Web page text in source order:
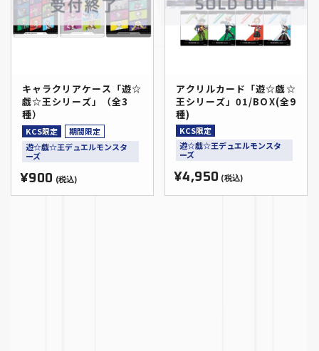
キャラクリアケース「遊☆
戯☆王シリーズ」（全3
種）
KCS限定
期間限定
遊☆戯☆王デュエルモンスタ
ーズ
¥900 (税込)
アクリルカード「遊☆戯☆
王シリーズ」01/BOX(全9
種)
KCS限定
遊☆戯☆王デュエルモンスタ
ーズ
¥4,950 (税込)